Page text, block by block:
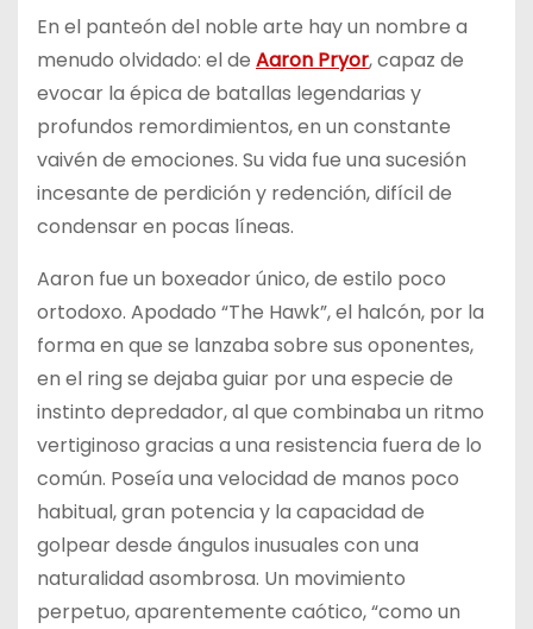
En el panteón del noble arte hay un nombre a
menudo olvidado: el de Aaron Pryor, capaz de
evocar la épica de batallas legendarias y
profundos remordimientos, en un constante
vaivén de emociones. Su vida fue una sucesión
incesante de perdición y redención, difícil de
condensar en pocas líneas.
Aaron fue un boxeador único, de estilo poco
ortodoxo. Apodado “The Hawk”, el halcón, por la
forma en que se lanzaba sobre sus oponentes,
en el ring se dejaba guiar por una especie de
instinto depredador, al que combinaba un ritmo
vertiginoso gracias a una resistencia fuera de lo
común. Poseía una velocidad de manos poco
habitual, gran potencia y la capacidad de
golpear desde ángulos inusuales con una
naturalidad asombrosa. Un movimiento
perpetuo, aparentemente caótico, “como un